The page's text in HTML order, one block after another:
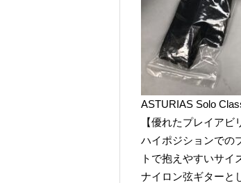
ASTURIAS Solo
【優れたプレイアビ
ハイポジションでの
トで抱えやすいサイ
ナイロン弦ギターと